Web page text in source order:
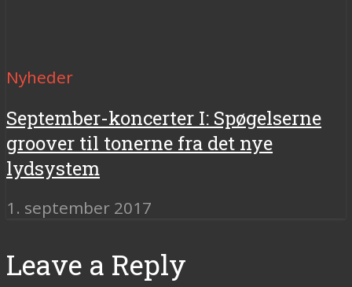
Nyheder
September-koncerter I: Spøgelserne
groover til tonerne fra det nye
lydsystem
1. september 2017
Leave a Reply